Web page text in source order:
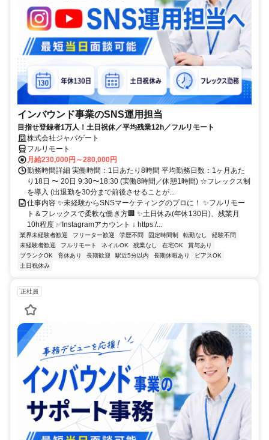
インバウンド事業のSNS運用担当
目指せ登録者1万人！土日祝休／平均残業12h／フルリモート
株式会社ジャパゲート
フルリモート
月給230,000円～280,000円
勤務時間詳細 実働時間：1日あたり8時間 平均勤務日数：1ヶ月あた
り18日 〜 20日 9:30〜18:30 (実働8時間／休憩1時間) ☆フレックス制
を導入 (出退勤を30分まで前後させることが...
仕事内容 ✨未経験からSNSマーケティングのプロに！ ✨フルリモー
ト＆フレックスで柔軟な働き方🏢 ✨土日休み(年休130日)、残業月
10h程度 ✅Instagramアカウント ↓ https:/...
業界未経験者歓迎 フリーター歓迎 学歴不問 固定時間制 転勤なし
経験不問
未経験者歓迎
フルリモート ネイルOK 残業なし 在宅OK
賞与あり
ブランクOK
育休あり 長期歓迎 駅近5分以内 長期休暇あり
ピアスOK
土日祝休み
正社員